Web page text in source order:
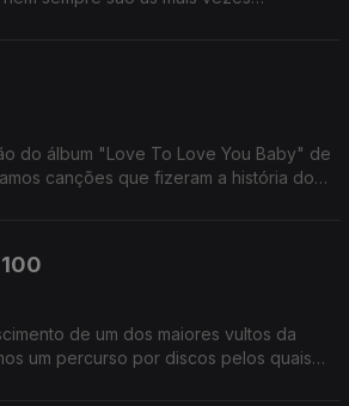
do álbum "Love To Love You Baby" de
canções que fizeram a história do
de um dos maiores vultos da
um percurso por discos pelos quais